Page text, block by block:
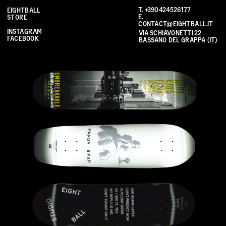
EIGHTBALL
STORE
INSTAGRAM
FACEBOOK
VIA SCHIAVONETTI 22
BASSANO DEL GRAPPA (IT)
T. +390424526177
CONTACT@EIGHTBALL.IT